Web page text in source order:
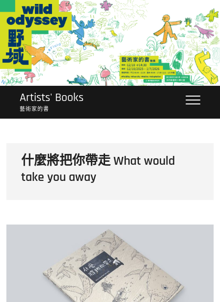
content
Artists' Books
藝術家的書
什麼將把你帶走 What would
take you away